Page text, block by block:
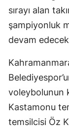
sırayı alan
şampiyonluk
devam
voleybolunun
Kastamonu
temsilcisi Öz